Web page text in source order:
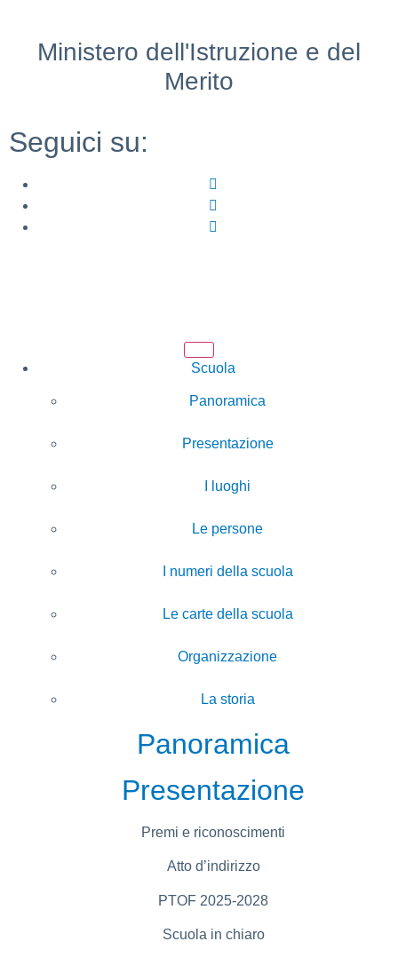
Ministero dell'Istruzione e del
Merito
Seguici su:
Scuola
Panoramica
Presentazione
I luoghi
Le persone
I numeri della scuola
Le carte della scuola
Organizzazione
La storia
Panoramica
Presentazione
Premi e riconoscimenti
Atto d’indirizzo
PTOF 2025-2028
Scuola in chiaro